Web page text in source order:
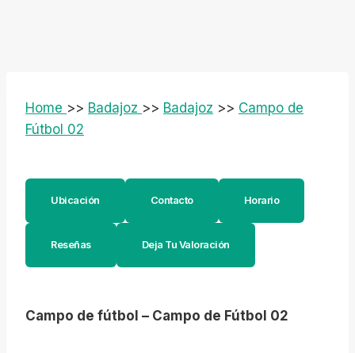
Home >> Badajoz >> Badajoz >> Campo de
Fútbol 02
Ubicación Contacto Horario
Reseñas Deja Tu Valoración
Campo de fútbol – Campo de Fútbol 02